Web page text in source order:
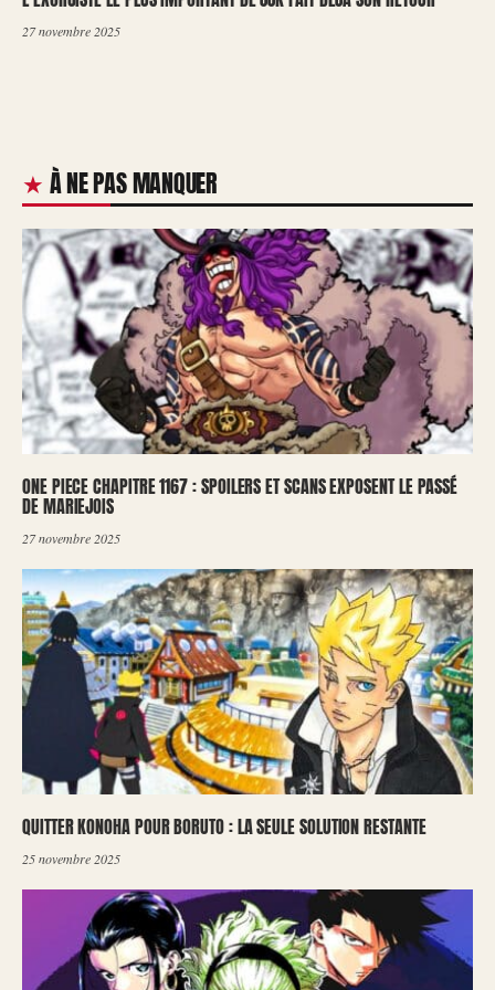
27 novembre 2025
À NE PAS MANQUER
ONE PIECE CHAPITRE 1167 : SPOILERS ET SCANS EXPOSENT LE PASSÉ
DE MARIEJOIS
27 novembre 2025
QUITTER KONOHA POUR BORUTO : LA SEULE SOLUTION RESTANTE
25 novembre 2025